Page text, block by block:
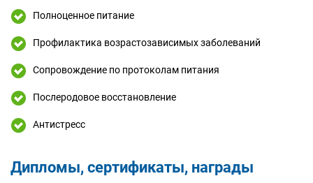
Полноценное питание
Профилактика возрастозависимых заболеваний
Сопровождение по протоколам питания
Послеродовое восстановление
Антистресс
Дипломы, сертификаты, награды